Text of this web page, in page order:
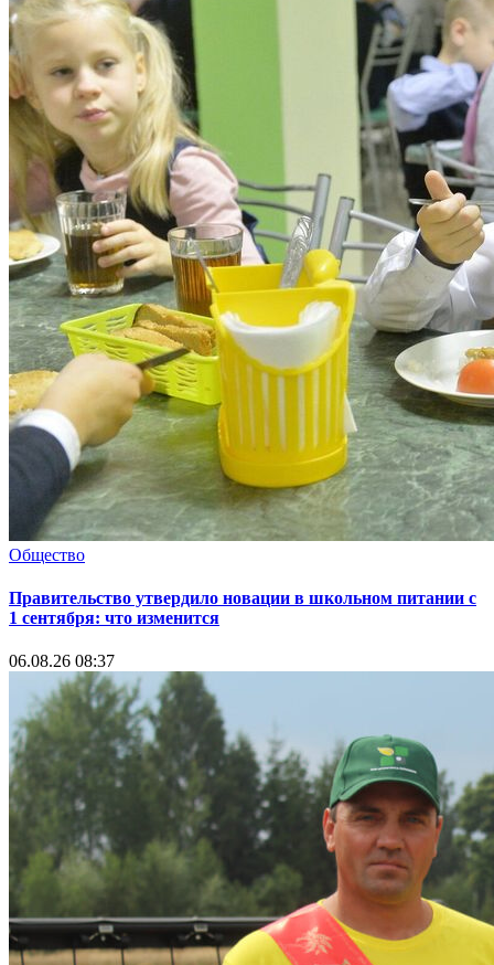
Общество
Правительство утвердило новации в школьном питании с
1 сентября: что изменится
06.08.26 08:37